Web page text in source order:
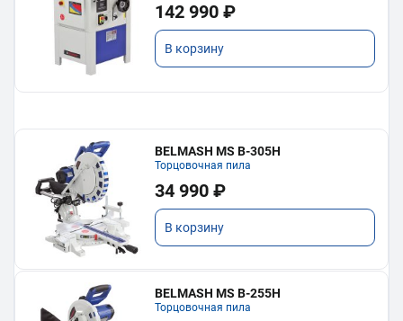
142 990 ₽
В корзину
BELMASH MS B-305H
Торцовочная пила
34 990 ₽
В корзину
BELMASH MS B-255H
Торцовочная пила